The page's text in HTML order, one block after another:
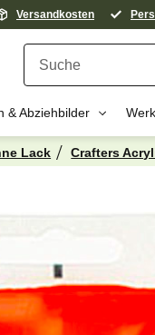
Versandkosten
& Abziehbilder
Lack Crafters
Kanske